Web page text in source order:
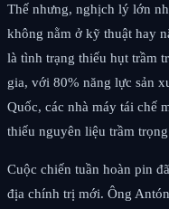
Thế nhưng, nghịch lý lớn
không nằm ở kỹ thuật hay
là tình trạng thiếu hụt trầm
gia, với 80% năng lực sản
Quốc, các nhà máy tái chế
thiếu nguyên liệu trầm
Cuộc chiến tuần hoàn pin
địa chính trị mới. Ông